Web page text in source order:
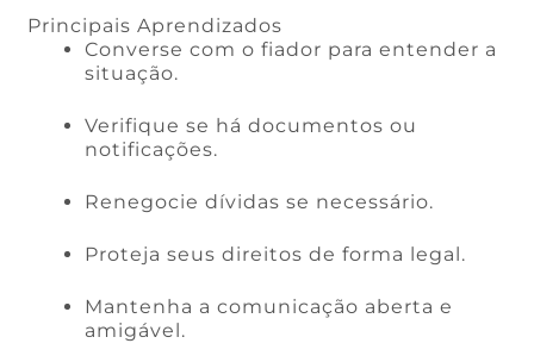
Principais Aprendizados
Converse com o fiador para entender a
situação.
Verifique se há documentos ou
notificações.
Renegocie dívidas se necessário.
Proteja seus direitos de forma legal.
Mantenha a comunicação aberta e
amigável.